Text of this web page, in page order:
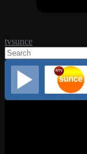
tvsunce